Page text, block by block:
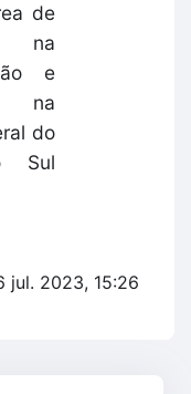
de
na
e
do
Sul
jul. 2023, 15:26